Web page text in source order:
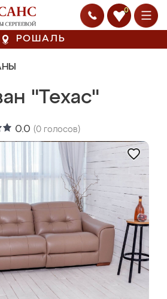
0
РОШАЛЬ
"Техас"
0.0 (0 голосов)